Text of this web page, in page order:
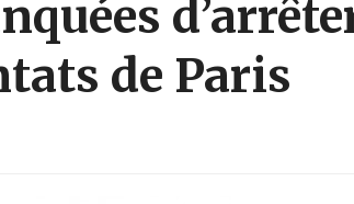
de Paris